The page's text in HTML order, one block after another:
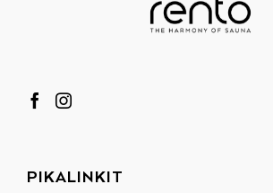
PIKALINKIT